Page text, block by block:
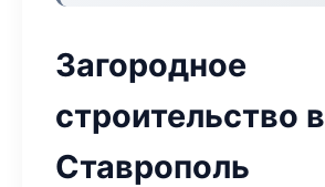
Загородное
строительство в
Ставрополь